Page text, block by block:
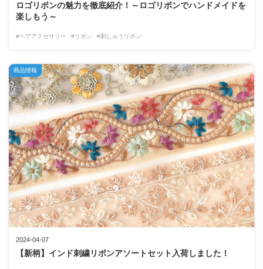
ロゴリボンの魅力を徹底紹介！～ロゴリボンでハンドメイドを
楽しもう～
#ヘアアクセサリー #リボン #刺しゅうリボン
2024-04-07
【新柄】インド刺繍リボンアソートセット入荷しました！
商品情報